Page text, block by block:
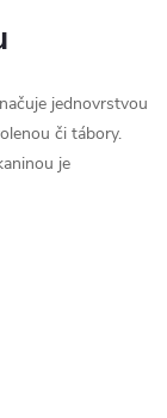
jednovrstvou
či tábory.
je